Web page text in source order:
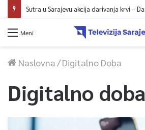
Meni
Naslovna/Digitalno Doba
Digitalno doba